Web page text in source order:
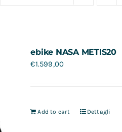
ebike NASA METIS20
€1.599,00
Add to cart Dettagli